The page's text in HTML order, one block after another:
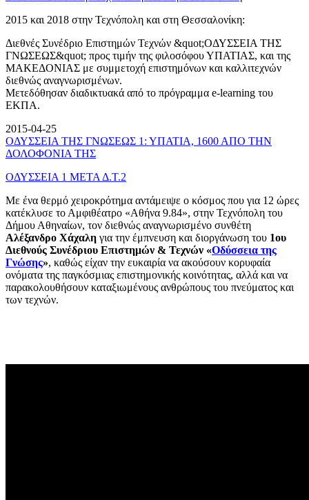
2015 και 2018 στην Τεχνόπολη και στη Θεσσαλονίκη:
Διεθνές Συνέδριο Επιστημών Τεχνών &quot;ΟΔΥΣΣΕΙΑ ΤΗΣ
ΓΝΩΣΕΩΣ&quot; προς τιμήν της φιλοσόφου ΥΠΑΤΙΑΣ, και της
ΜΑΚΕΔΟΝΙΑΣ με συμμετοχή επιστημόνων και καλλιτεχνών
διεθνώς αναγνωρισμένων.
Μετεδόθησαν διαδικτυακά από το πρόγραμμα e-learning του
ΕΚΠΑ.
2015-04-25
ΟΔΥΣΣΕΙΑ ΤΗΣ ΓΝΩΣΕΩΣ 1: ΥΠΑΤΙΑ, 1600 ΑΠΟ ΤΗΝ
ΔΟΛΟΦΟΝΙΑ ΤΗΣ
ΟΔΥΣΣΕΙΑ 1 ΜΕΤΑ Δ.Τ.2
Με ένα θερμό χειροκρότημα αντάμειψε ο κόσμος που για 12 ώρες
κατέκλυσε το Αμφιθέατρο «Αθήνα 9.84», στην Τεχνόπολη του
Δήμου Αθηναίων, τον διεθνώς αναγνωρισμένο συνθέτη
Αλέξανδρο Χάχαλη για την έμπνευση και διοργάνωση του 1ου
Διεθνούς Συνέδριου Επιστημών & Τεχνών «Οδύσσεια της
Γνώσης», καθώς είχαν την ευκαιρία να ακούσουν κορυφαία
ονόματα της παγκόσμιας επιστημονικής κοινότητας, αλλά και να
παρακολουθήσουν καταξιωμένους ανθρώπους του πνεύματος και
των τεχνών.